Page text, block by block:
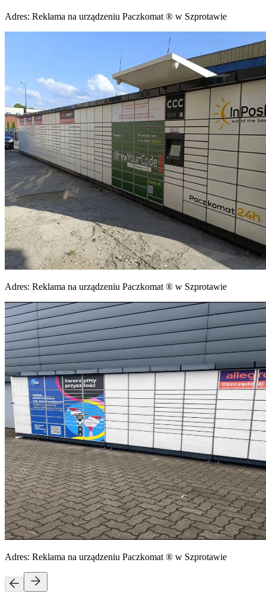
Adres: Reklama na urządzeniu Paczkomat ® w Szprotawie
Adres: Reklama na urządzeniu Paczkomat ® w Szprotawie
Adres: Reklama na urządzeniu Paczkomat ® w Szprotawie